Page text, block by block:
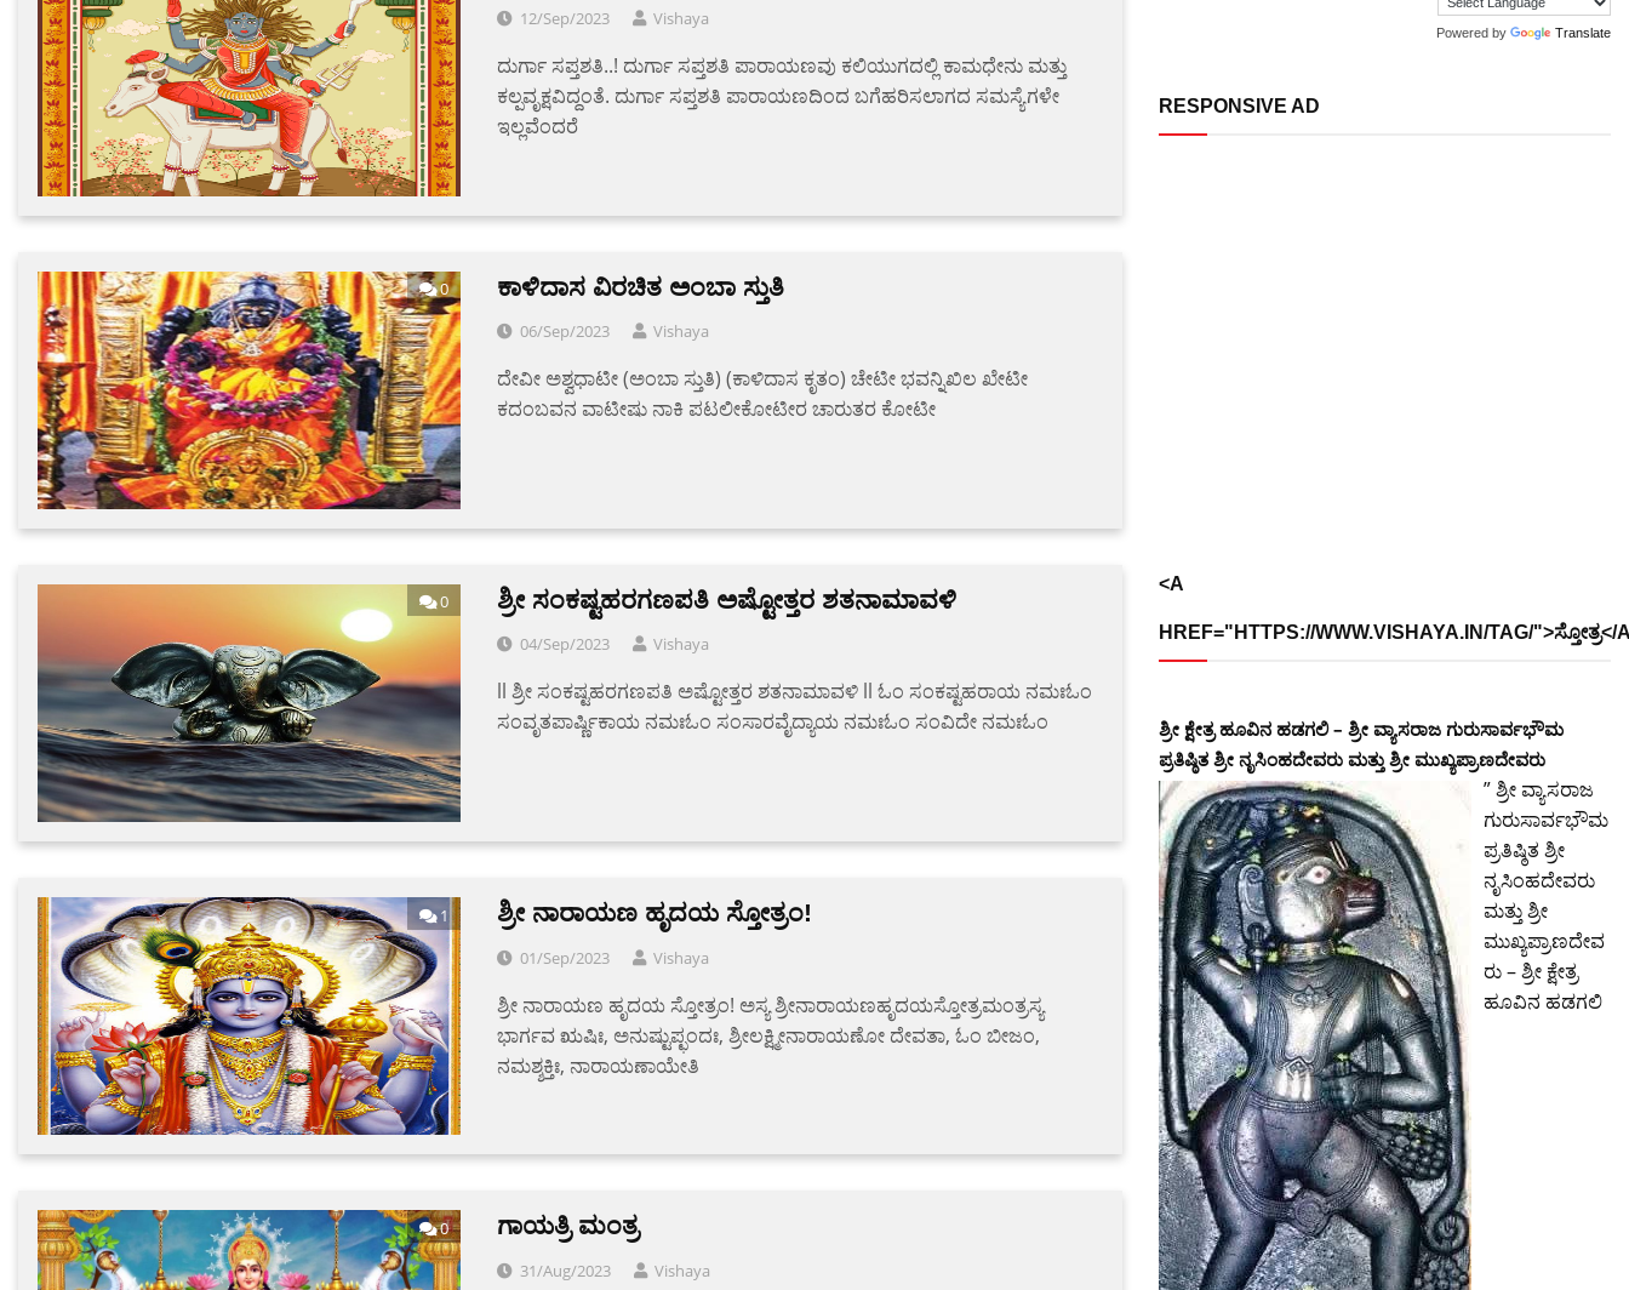
12/Sep/2023 Vishaya
ದುರ್ಗಾ ಸಪ್ತಶತಿ..! ದುರ್ಗಾ ಸಪ್ತಶತಿ ಪಾರಾಯಣವು ಕಲಿಯುಗದಲ್ಲಿ ಕಾಮಧೇನು ಮತ್ತು
ಕಲ್ಪವೃಕ್ಷವಿದ್ದಂತೆ. ದುರ್ಗಾ ಸಪ್ತಶತಿ ಪಾರಾಯಣದಿಂದ ಬಗೆಹರಿಸಲಾಗದ ಸಮಸ್ಯೆಗಳೇ
ಇಲ್ಲವೆಂದರೆ
0 ಕಾಳಿದಾಸ ವಿರಚಿತ ಅಂಬಾ ಸ್ತುತಿ
06/Sep/2023 Vishaya
ದೇವೀ ಅಶ್ವಧಾಟೀ (ಅಂಬಾ ಸ್ತುತಿ) (ಕಾಳಿದಾಸ ಕೃತಂ) ಚೇಟೀ ಭವನ್ನಿಖಿಲ ಖೇಟೀ
ಕದಂಬವನ ವಾಟೀಷು ನಾಕಿ ಪಟಲೀಕೋಟೀರ ಚಾರುತರ ಕೋಟೀ
0 ‌ಶ್ರೀ ಸಂಕಷ್ಟಹರಗಣಪತಿ ಅಷ್ಟೋತ್ತರ ಶತನಾಮಾವಳಿ
04/Sep/2023 Vishaya
‌ll ಶ್ರೀ ಸಂಕಷ್ಟಹರಗಣಪತಿ ಅಷ್ಟೋತ್ತರ ಶತನಾಮಾವಳಿ ll ಓಂ ಸಂಕಷ್ಟಹರಾಯ ನಮಃಓಂ
ಸಂವೃತಪಾರ್ಷ್ಣಿಕಾಯ ನಮಃಓಂ ಸಂಸಾರವೈದ್ಯಾಯ ನಮಃಓಂ ಸಂವಿದೇ ನಮಃಓಂ
1 ಶ್ರೀ ನಾರಾಯಣ ಹೃದಯ ಸ್ತೋತ್ರಂ!
01/Sep/2023 Vishaya
ಶ್ರೀ ನಾರಾಯಣ ಹೃದಯ ಸ್ತೋತ್ರಂ! ಅಸ್ಯ ಶ್ರೀನಾರಾಯಣಹೃದಯಸ್ತೋತ್ರಮಂತ್ರಸ್ಯ
ಭಾರ್ಗವ ಋಷಿಃ, ಅನುಷ್ಟುಪ್ಛಂದಃ, ಶ್ರೀಲಕ್ಷ್ಮೀನಾರಾಯಣೋ ದೇವತಾ, ಓಂ ಬೀಜಂ,
ನಮಶ್ಶಕ್ತಿಃ, ನಾರಾಯಣಾಯೇತಿ
0 ಗಾಯತ್ರಿ ಮಂತ್ರ
31/Aug/2023 Vishaya
Powered by Translate
RESPONSIVE AD
<A
HREF="HTTPS://WWW.VISHAYA.IN/TAG/">ಸ್ತೋತ್ರ</
ಶ್ರೀ ಕ್ಷೇತ್ರ ಹೂವಿನ ಹಡಗಲಿ – ಶ್ರೀ ವ್ಯಾಸರಾಜ ಗುರುಸಾರ್ವಭೌಮ
ಪ್ರತಿಷ್ಠಿತ ಶ್ರೀ ನೃಸಿಂಹದೇವರು ಮತ್ತು ಶ್ರೀ ಮುಖ್ಯಪ್ರಾಣದೇವರು
” ಶ್ರೀ ವ್ಯಾಸರಾಜ
ಗುರುಸಾರ್ವಭೌಮ
ಪ್ರತಿಷ್ಠಿತ ಶ್ರೀ
ನೃಸಿಂಹದೇವರು
ಮತ್ತು ಶ್ರೀ
ಮುಖ್ಯಪ್ರಾಣದೇವ
ರು – ಶ್ರೀ ಕ್ಷೇತ್ರ
ಹೂವಿನ ಹಡಗಲಿ